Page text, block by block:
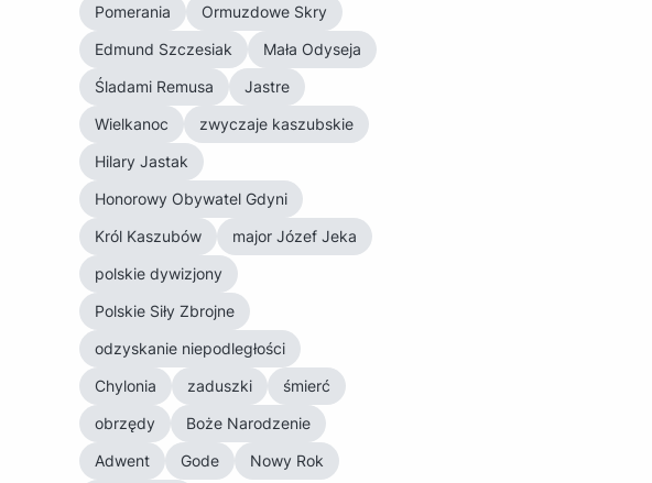
Pomerania
Ormuzdowe Skry
Edmund Szczesiak
Mała Odyseja
Śladami Remusa
Jastre
Wielkanoc
zwyczaje kaszubskie
Hilary Jastak
Honorowy Obywatel Gdyni
Król Kaszubów
major Józef Jeka
polskie dywizjony
Polskie Siły Zbrojne
odzyskanie niepodległości
Chylonia
zaduszki
śmierć
obrzędy
Boże Narodzenie
Adwent
Gode
Nowy Rok